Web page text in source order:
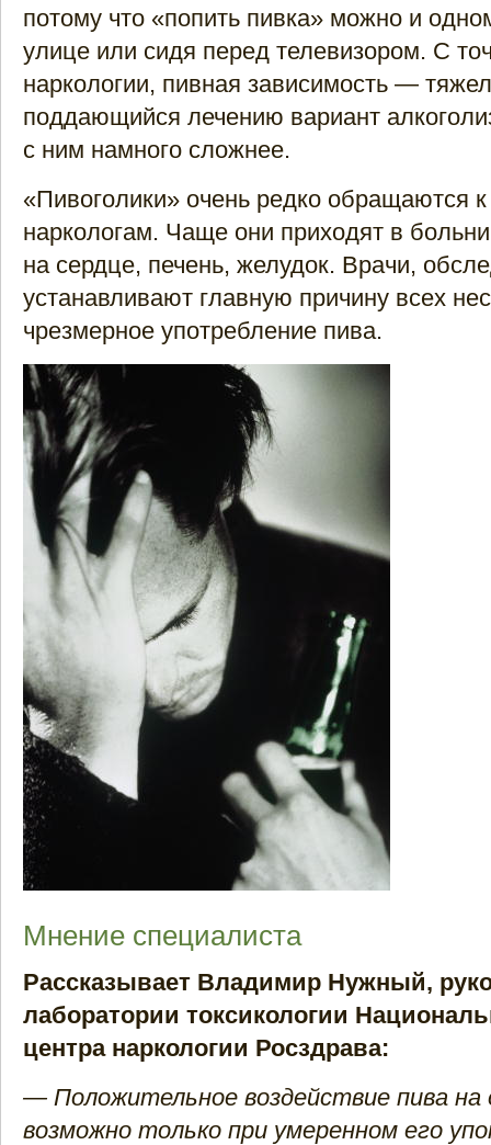
потому что «попить пивка» можно и
улице или сидя перед телевизором. С
наркологии, пивная зависимость —
поддающийся лечению вариант
с ним намного сложнее.
«Пивоголики» очень редко обращаются
наркологам. Чаще они приходят в
на сердце, печень, желудок. Врачи,
устанавливают главную причину всех
чрезмерное употребление пива.
Мнение специалиста
Рассказывает Владимир Нужный,
лаборатории токсикологии
центра наркологии Росздрава:
— Положительное воздействие пива на
возможно только при умеренном его